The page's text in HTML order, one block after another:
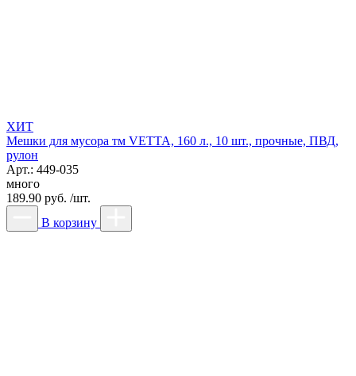
ХИТ
Мешки для мусора тм VETTA, 160 л., 10 шт., прочные, ПВД,
рулон
Арт.: 449-035
много
189.90 руб. /шт.
В корзину